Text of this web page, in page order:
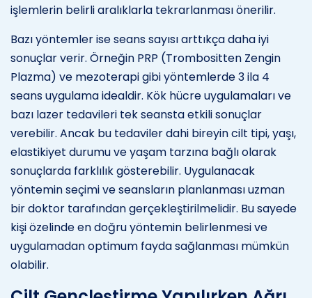
işlemlerin belirli aralıklarla tekrarlanması önerilir.
Bazı yöntemler ise seans sayısı arttıkça daha iyi
sonuçlar verir. Örneğin PRP (Trombositten Zengin
Plazma) ve mezoterapi gibi yöntemlerde 3 ila 4
seans uygulama idealdir. Kök hücre uygulamaları ve
bazı lazer tedavileri tek seansta etkili sonuçlar
verebilir. Ancak bu tedaviler dahi bireyin cilt tipi, yaşı,
elastikiyet durumu ve yaşam tarzına bağlı olarak
sonuçlarda farklılık gösterebilir. Uygulanacak
yöntemin seçimi ve seansların planlanması uzman
bir doktor tarafından gerçekleştirilmelidir. Bu sayede
kişi özelinde en doğru yöntemin belirlenmesi ve
uygulamadan optimum fayda sağlanması mümkün
olabilir.